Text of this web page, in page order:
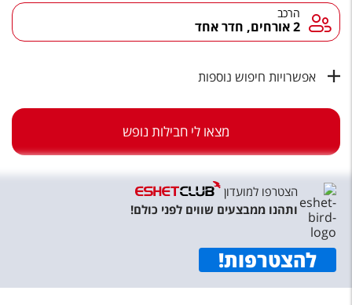
חבילות בריאות וספא
טיסות לחו"ל
מלונות בחו"ל
שירות לקוחות
תקנון
הרכב הרכב
2 אורחים, חדר אחד
אפשרויות חיפוש נוספות
מצאו לי חבילות נופש
הצטרפו למועדון
ותהנו ממבצעים שווים לפני כולם!
להצטרפות!